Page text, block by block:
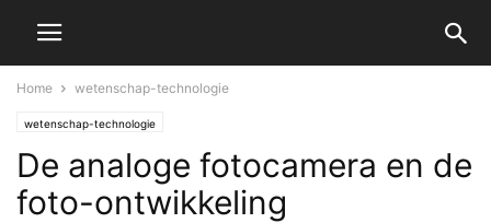
Home wetenschap-technologie
wetenschap-technologie
De analoge fotocamera en de
foto-ontwikkeling